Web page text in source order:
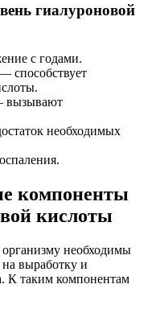
гиалуроновой
с годами.
способствует
вызывают
необходимых
компоненты
кислоты
необходимы
выработку и
К таким компонентам